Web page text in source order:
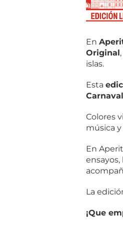
En
Original
islas.
Esta
Carnaval
Colores
música
En
La
¡Que